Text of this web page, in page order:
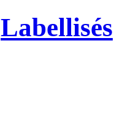
Labellisés